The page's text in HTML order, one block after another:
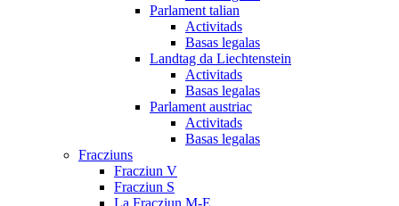
Parlament talian
Activitads
Basas legalas
Landtag da Liechtenstein
Activitads
Basas legalas
Parlament austriac
Activitads
Basas legalas
Fracziuns
Fracziun V
Fracziun S